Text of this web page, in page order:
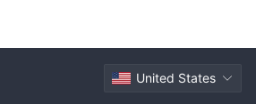
United States